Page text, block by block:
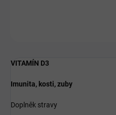
VITAMÍN D3
Imunita, kosti, zuby
Doplněk stravy